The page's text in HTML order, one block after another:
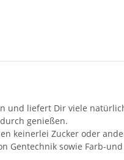
und liefert Dir viele
genießen.
keinerlei Zucker oder
Gentechnik sowie Farb-